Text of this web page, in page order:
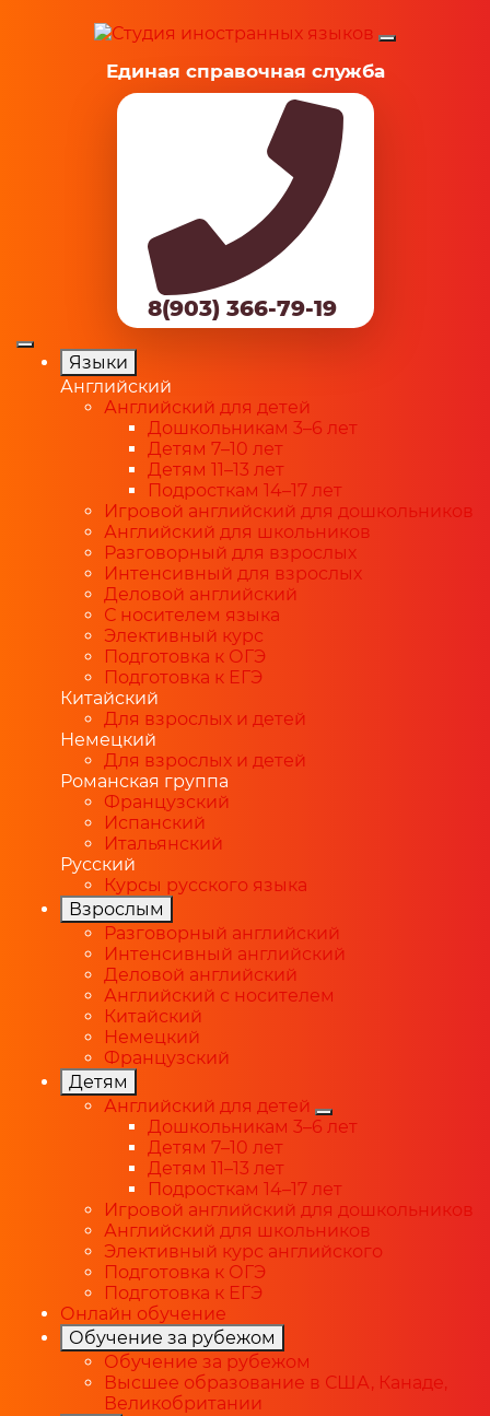
Единая справочная служба
8(903) 366-79-19
Языки
Английский
Английский для детей
Дошкольникам 3–6 лет
Детям 7–10 лет
Детям 11–13 лет
Подросткам 14–17 лет
Игровой английский для дошкольников
Английский для школьников
Разговорный для взрослых
Интенсивный для взрослых
Деловой английский
С носителем языка
Элективный курс
Подготовка к ОГЭ
Подготовка к ЕГЭ
Китайский
Для взрослых и детей
Немецкий
Для взрослых и детей
Романская группа
Французский
Испанский
Итальянский
Русский
Курсы русского языка
Взрослым
Разговорный английский
Интенсивный английский
Деловой английский
Английский с носителем
Китайский
Немецкий
Французский
Детям
Английский для детей
Дошкольникам 3–6 лет
Детям 7–10 лет
Детям 11–13 лет
Подросткам 14–17 лет
Игровой английский для дошкольников
Английский для школьников
Элективный курс английского
Подготовка к ОГЭ
Подготовка к ЕГЭ
Онлайн обучение
Обучение за рубежом
Обучение за рубежом
Высшее образование в США, Канаде,
Великобритании